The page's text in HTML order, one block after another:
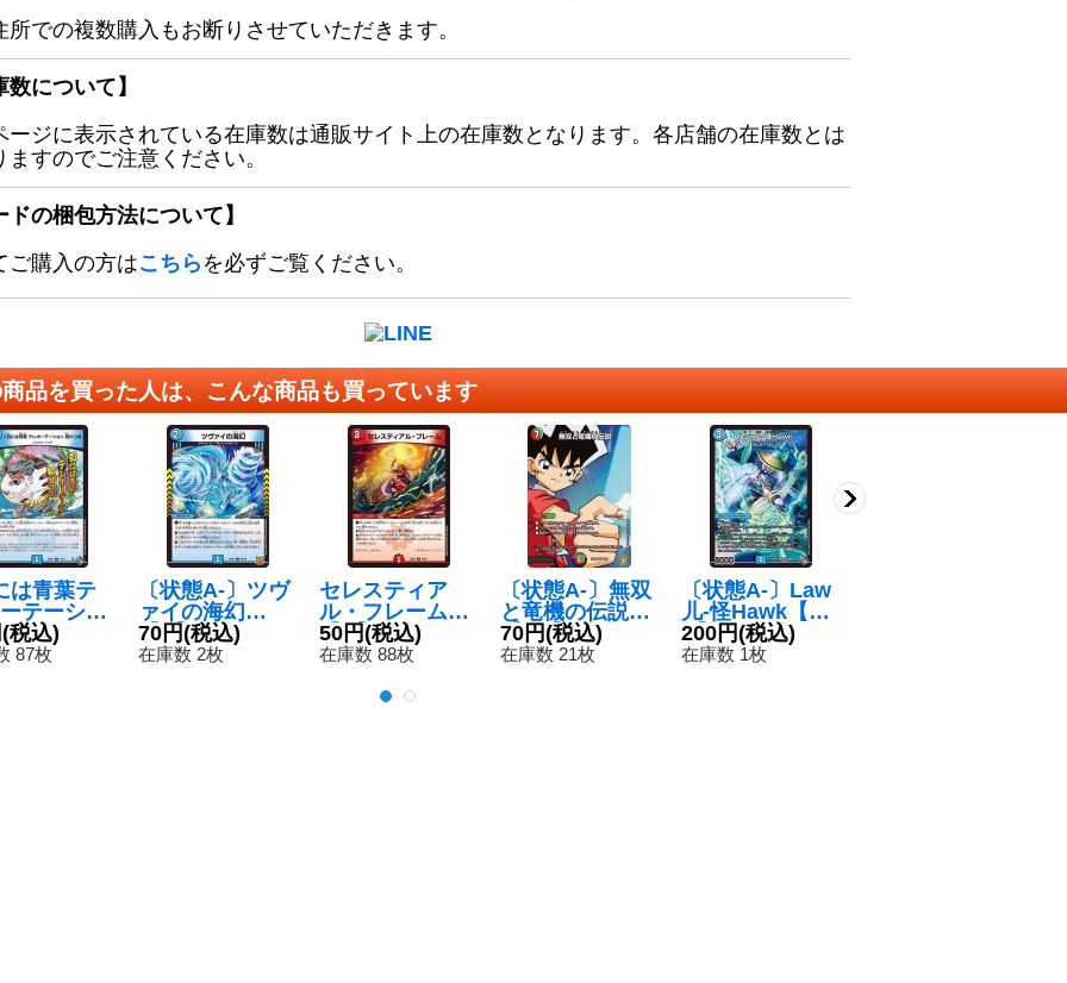
所での複数購入もお断りさせていただきます。
数について】
ージに表示されている在庫数は通販サイト上の在庫数となります。各店舗の在庫数とは
ますのでご注意ください。
ドの梱包方法について】
ご購入の方はこちら を必ずご覧ください。
品を買った人は、こんな商品も買っています
は青葉テ
テーショ
つお
{22RP11
(税込)
87枚
〔状態A-〕ツヴ
ァイの海幻
【C】{RP2156/
76}《水》
70円(税込)
在庫数 2枚
セレスティア
ル・フレーム
【C】{24BD65
9/60}《火》
50円(税込)
在庫数 88枚
〔状態A-〕無双
と竜機の伝説
【SR】{EX153
5/50}《多》
70円(税込)
在庫数 21枚
〔状態A-〕Law
儿-怪Hawk【S
R】{22RP2S4/S
8}《水》
200円(税込)
在庫数 1枚